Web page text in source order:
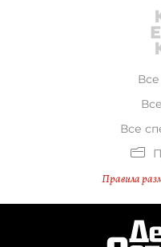
Все
Правила